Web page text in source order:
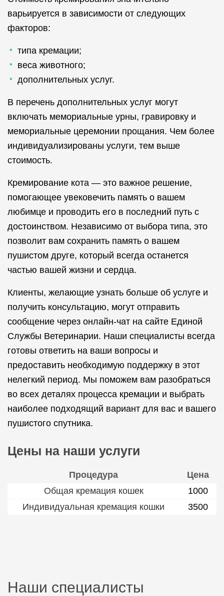
варьируется в зависимости от следующих
факторов:
типа кремации;
веса животного;
дополнительных услуг.
В перечень дополнительных услуг могут
включать мемориальные урны, гравировку и
мемориальные церемонии прощания. Чем более
индивидуализированы услуги, тем выше
стоимость.
Кремирование кота — это важное решение,
помогающее увековечить память о вашем
любимце и проводить его в последний путь с
достоинством. Независимо от выбора типа, это
позволит вам сохранить память о вашем
пушистом друге, который всегда останется
частью вашей жизни и сердца.
Клиенты, желающие узнать больше об услуге и
получить консультацию, могут отправить
сообщение через онлайн-чат на сайте Единой
Службы Ветеринарии. Наши специалисты всегда
готовы ответить на ваши вопросы и
предоставить необходимую поддержку в этот
нелегкий период. Мы поможем вам разобраться
во всех деталях процесса кремации и выбрать
наиболее подходящий вариант для вас и вашего
пушистого спутника.
Цены на наши услуги
Процедура
Цена
Общая кремация кошек
1000
Индивидуальная кремация кошки
3500
Наши специалисты